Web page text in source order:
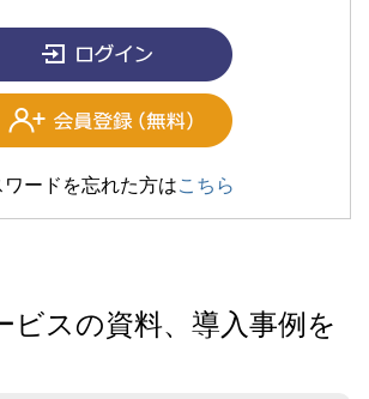
ワードを忘れた方はこちら
ビスの資料、導入事例を